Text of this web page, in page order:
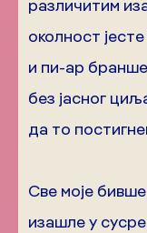
различитим
околност
и пи-ар
без јасног
да то
Све моје
изашле у